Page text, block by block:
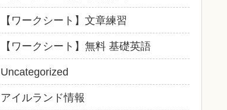
【ワークシート】文章練習
【ワークシート】無料 基礎英語
Uncategorized
アイルランド情報